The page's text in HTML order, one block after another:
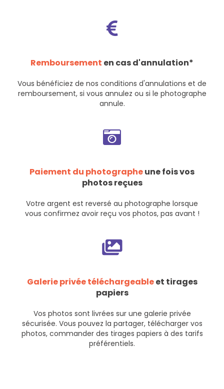
Remboursement en cas d'annulation*
Vous bénéficiez de nos conditions d'annulations et de
remboursement, si vous annulez ou si le photographe
annule.
Paiement du photographeune fois vos
photos reçues
Votre argent est reversé au photographe lorsque
vous confirmez avoir reçu vos photos, pas avant !
Galerie privée téléchargeableet tirages
papiers
Vos photos sont livrées sur une galerie privée
sécurisée. Vous pouvez la partager, télécharger vos
photos, commander des tirages papiers à des tarifs
préférentiels.